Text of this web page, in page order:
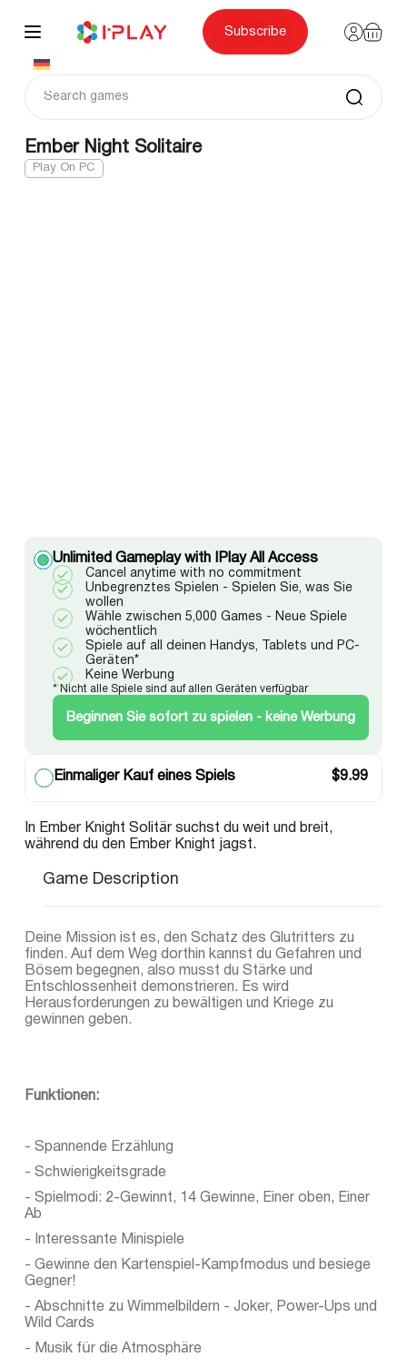
content
Subscribe
Ember Night Solitaire
Play On PC
Unlimited Gameplay with IPlay All Access
Cancel anytime with no commitment
Unbegrenztes Spielen - Spielen Sie, was Sie
wollen
Wähle zwischen 5,000 Games - Neue Spiele
wöchentlich
Spiele auf all deinen Handys, Tablets und PC-
Geräten*
Keine Werbung
* Nicht alle Spiele sind auf allen Geräten verfügbar
Beginnen Sie sofort zu spielen - keine Werbung
Einmaliger Kauf eines Spiels $9.99
In Ember Knight Solitär suchst du weit und breit,
während du den Ember Knight jagst.
Game Description
Deine Mission ist es, den Schatz des Glutritters zu
finden. Auf dem Weg dorthin kannst du Gefahren und
Bösem begegnen, also musst du Stärke und
Entschlossenheit demonstrieren. Es wird
Herausforderungen zu bewältigen und Kriege zu
gewinnen geben.
Funktionen:
- Spannende Erzählung
- Schwierigkeitsgrade
- Spielmodi: 2-Gewinnt, 14 Gewinne, Einer oben, Einer
Ab
- Interessante Minispiele
- Gewinne den Kartenspiel-Kampfmodus und besiege
Gegner!
- Abschnitte zu Wimmelbildern - Joker, Power-Ups und
Wild Cards
- Musik für die Atmosphäre